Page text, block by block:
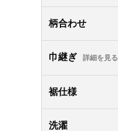
柄合わせ
巾継ぎ 詳細を見る
裾仕様
洗濯